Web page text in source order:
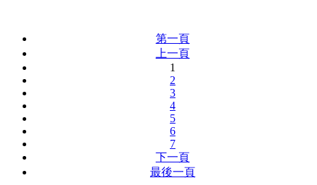
第一頁
上一頁
1
2
3
4
5
6
7
下一頁
最後一頁